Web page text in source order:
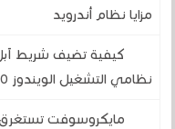
مزايا نظام أندرويد
نظامي التشغيل الويندوز 10 و11
مايكروسوفت